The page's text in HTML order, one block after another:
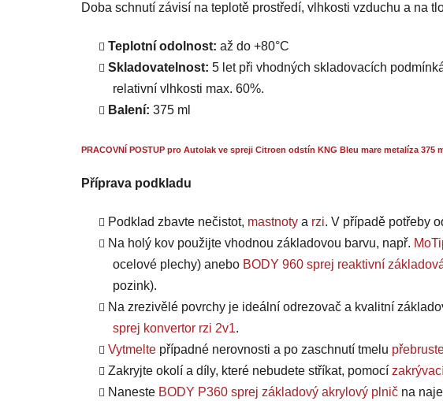
Doba schnutí závisí na teplotě prostředí, vlhkosti vzduchu a na
Teplotní odolnost: až do +80°C
Skladovatelnost: 5 let při vhodných skladovacích
relativní vlhkosti max. 60%.
Balení: 375 ml
PRACOVNÍ POSTUP pro Autolak ve spreji Citroen odstín KNG Bleu mare metalíza 375
Příprava podkladu
Podklad zbavte nečistot, mastnoty a rzi. V případě potřeby
Na holý kov použijte vhodnou základovou barvu, např.
ocelové plechy) anebo BODY 960 sprej reaktivní
pozink).
Na zrezivělé povrchy je ideální odrezovač a kvalitní
sprej konvertor rzi 2v1.
Vytmelte případné nerovnosti a po zaschnutí tmelu
Zakryjte okolí a díly, které nebudete stříkat, pomocí
Naneste BODY P360 sprej základový akrylový plnič na